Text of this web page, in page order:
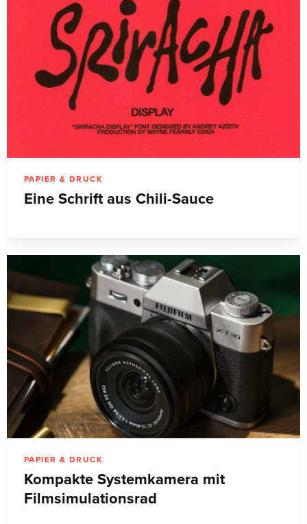
PAPIER & DRUCK
Eine Schrift aus Chili-Sauce
PAPIER & DRUCK
Kompakte Systemkamera mit
Filmsimulationsrad